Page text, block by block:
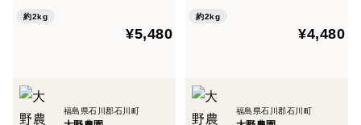
約2kg
¥5,480
福島県石川郡石川町
約2kg
¥4,480
福島県石川郡石川町